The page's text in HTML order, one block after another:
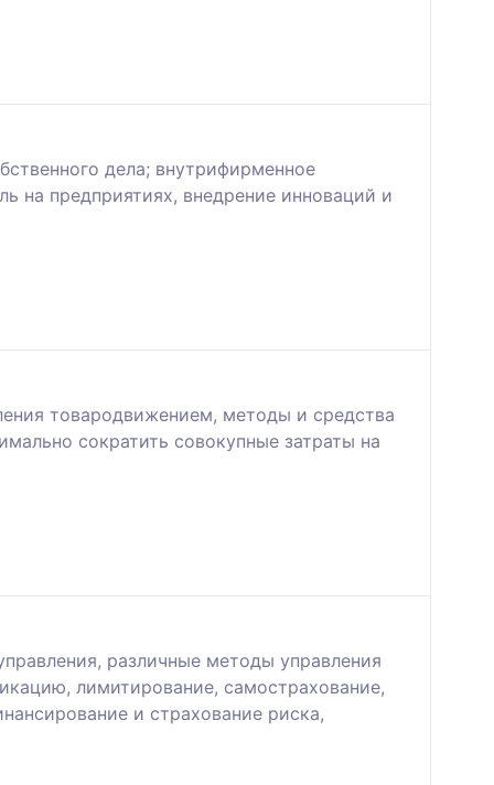
дела; внутрифирменное
на предприятиях, внедрение инноваций и
товародвижением, методы и средства
сократить совокупные затраты на
различные методы управления
лимитирование, самострахование,
и страхование риска,